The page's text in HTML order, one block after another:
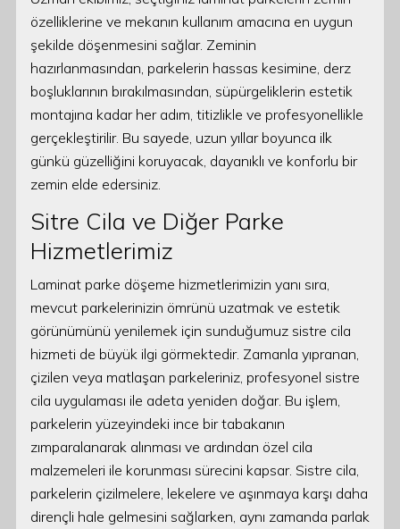
özelliklerine ve mekanın kullanım amacına en uygun
şekilde döşenmesini sağlar. Zeminin
hazırlanmasından, parkelerin hassas kesimine, derz
boşluklarının bırakılmasından, süpürgeliklerin estetik
montajına kadar her adım, titizlikle ve profesyonellikle
gerçekleştirilir. Bu sayede, uzun yıllar boyunca ilk
günkü güzelliğini koruyacak, dayanıklı ve konforlu bir
zemin elde edersiniz.
Sitre Cila ve Diğer Parke
Hizmetlerimiz
Laminat parke döşeme hizmetlerimizin yanı sıra,
mevcut parkelerinizin ömrünü uzatmak ve estetik
görünümünü yenilemek için sunduğumuz sistre cila
hizmeti de büyük ilgi görmektedir. Zamanla yıpranan,
çizilen veya matlaşan parkeleriniz, profesyonel sistre
cila uygulaması ile adeta yeniden doğar. Bu işlem,
parkelerin yüzeyindeki ince bir tabakanın
zımparalanarak alınması ve ardından özel cila
malzemeleri ile korunması sürecini kapsar. Sistre cila,
parkelerin çizilmelere, lekelere ve aşınmaya karşı daha
dirençli hale gelmesini sağlarken, aynı zamanda parlak